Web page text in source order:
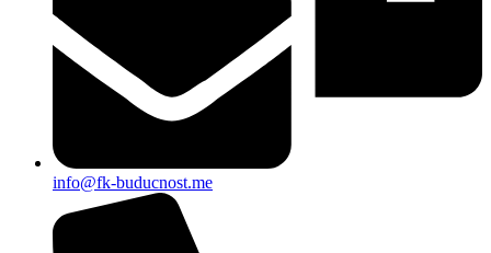
info@fk-buducnost.me